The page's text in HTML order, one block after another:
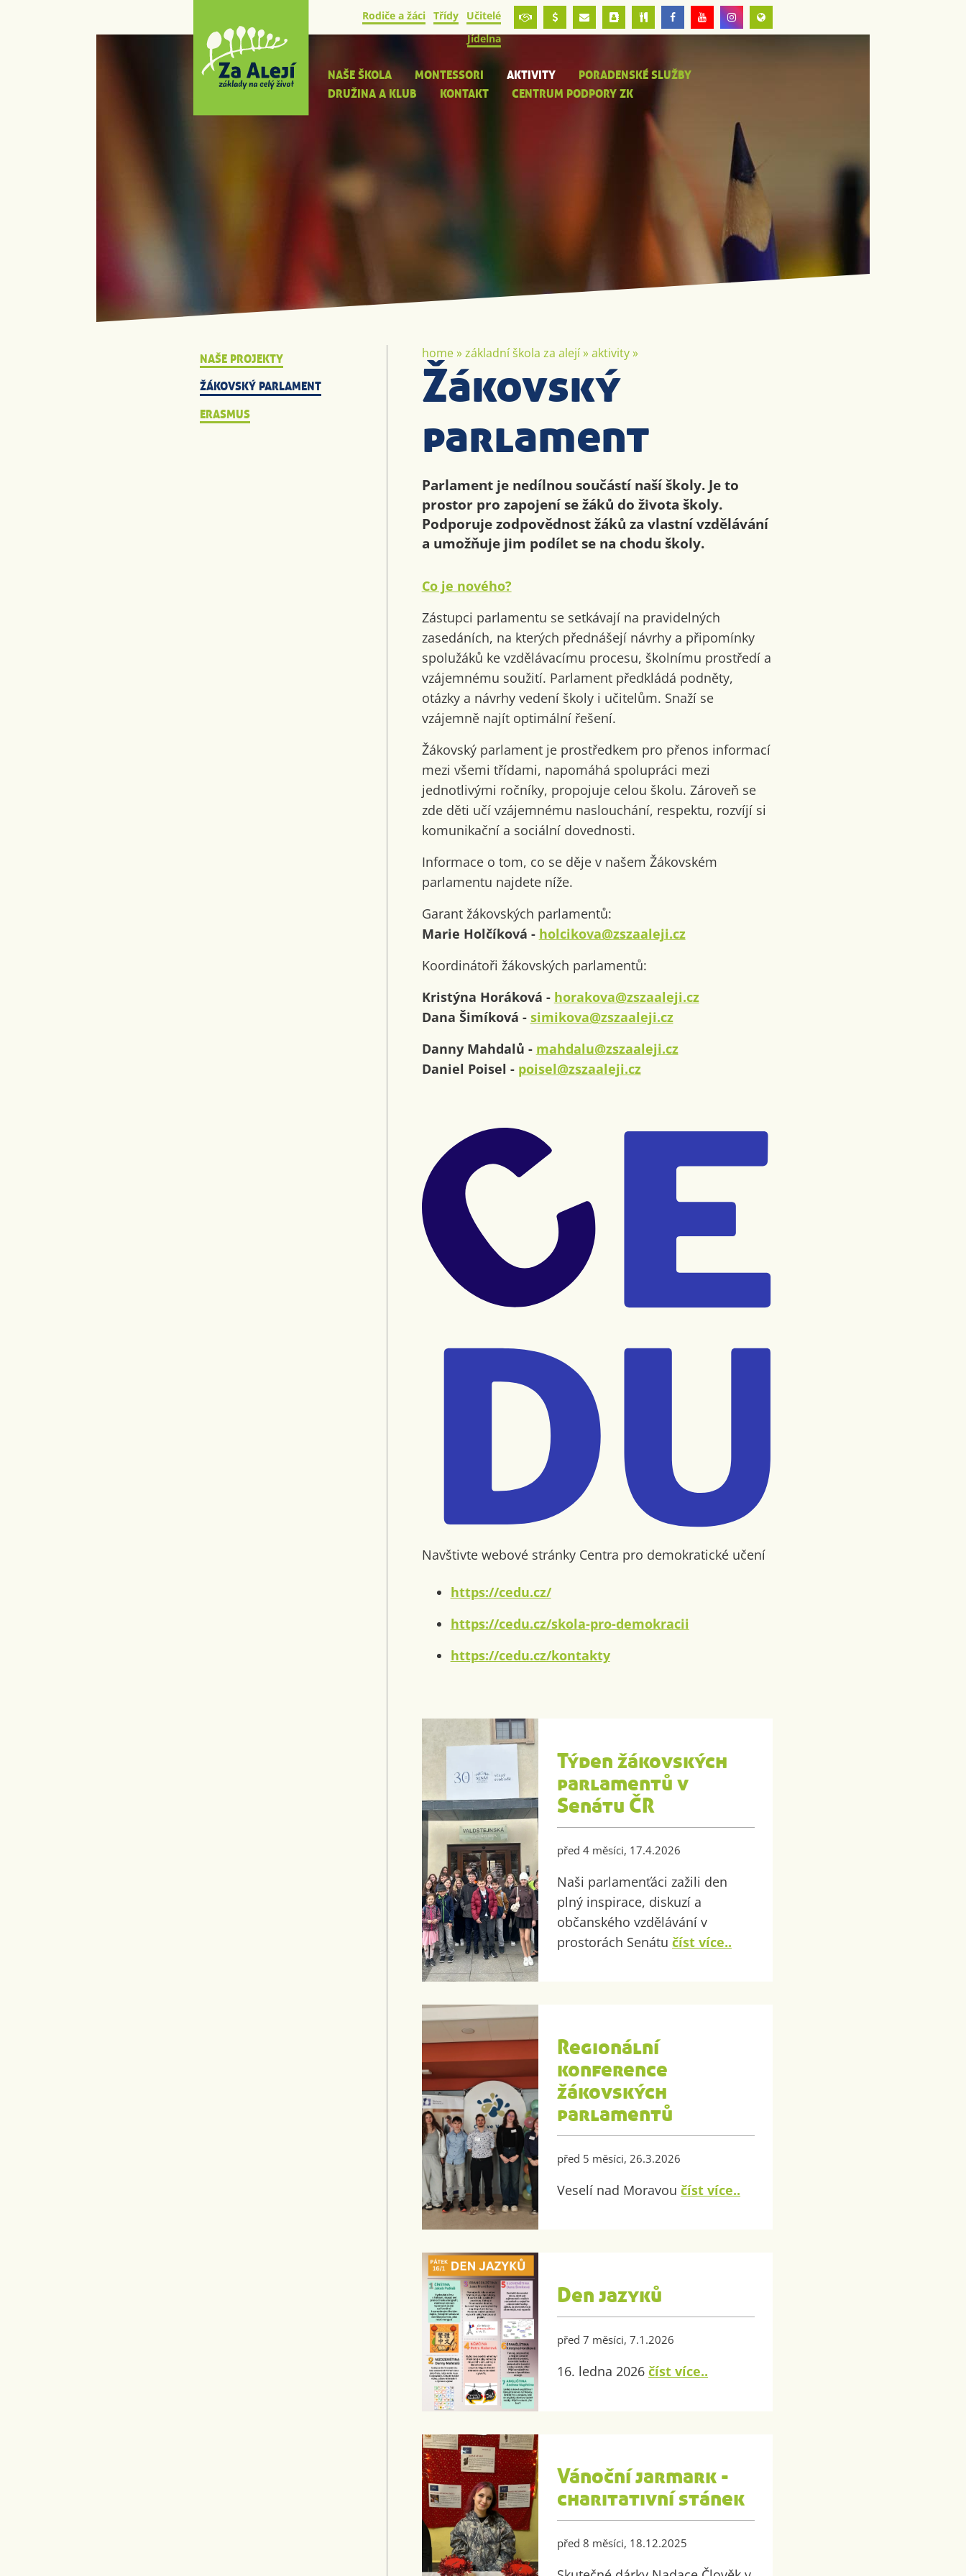
Rodiče a žáci Třídy
Učitelé
Jídelna
NAŠE ŠKOLA MONTESSORI AKTIVITY
PORADENSKÉ SLUŽBY
DRUŽINA A KLUB
KONTAKT CENTRUM PODPORY ZK
home»základní škola za alejí»aktivity»
Žákovský
parlament
Parlament je nedílnou součástí naší školy. Je to
prostor pro zapojení se žáků do života školy.
Podporuje zodpovědnost žáků za vlastní vzdělávání
a umožňuje jim podílet se na chodu školy.
Co je nového?
Zástupci parlamentu se setkávají na pravidelných
zasedáních, na kterých přednášejí návrhy a připomínky
spolužáků ke vzdělávacímu procesu, školnímu prostředí a
vzájemnému soužití. Parlament předkládá podněty,
otázky a návrhy vedení školy i učitelům. Snaží se
vzájemně najít optimální řešení.
Žákovský parlament je prostředkem pro přenos informací
mezi všemi třídami, napomáhá spolupráci mezi
jednotlivými ročníky, propojuje celou školu. Zároveň se
zde děti učí vzájemnému naslouchání, respektu, rozvíjí si
komunikační a sociální dovednosti.
Informace o tom, co se děje v našem Žákovském
parlamentu najdete níže.
Garant žákovských parlamentů:
Marie Holčíková - holcikova@zszaaleji.cz
Koordinátoři žákovských parlamentů:
Kristýna Horáková - horakova@zszaaleji.cz
Dana Šimíková - simikova@zszaaleji.cz
Danny Mahdalů - mahdalu@zszaaleji.cz
Daniel Poisel - poisel@zszaaleji.cz
Navštivte webové stránky Centra pro demokratické učení
https://cedu.cz/
https://cedu.cz/skola-pro-demokracii
https://cedu.cz/kontakty
Týden žákovských
parlamentů v
Senátu ČR
před 4 měsíci, 17.4.2026
Naši parlamenťáci zažili den
plný inspirace, diskuzí a
občanského vzdělávání v
prostorách Senátučíst více..
Regionální
konference
žákovských
parlamentů
před 5 měsíci, 26.3.2026
Veselí nad Moravoučíst více..
Den jazyků
před 7 měsíci, 7.1.2026
16. ledna 2026číst více..
Vánoční jarmark -
charitativní stánek
před 8 měsíci, 18.12.2025
NAŠE PROJEKTY
ŽÁKOVSKÝ PARLAMENT
ERASMUS